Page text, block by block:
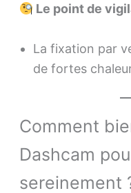
Le point de
La fixation par
de fortes
Comment
Dashcam
sereinement